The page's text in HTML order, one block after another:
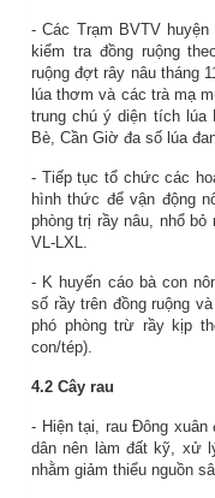
- Các Trạm BVTV
kiểm tra đồng ruộng
ruộng đợt rây nâu tháng
lúa thơm và các trà mạ
trung chú ý diện tích lúa
Bè, Cần Giờ đa số lúa
- Tiếp tục tổ chức các
hình thức để vận động
phòng trị rầy nâu, nhổ
VL-LXL.
- K huyến cáo bà con
số rầy trên đồng ruộng
phó phòng trừ rầy kịp
con/tép).
4.2 Cây rau
- Hiện tại, rau Đông xuân
dân nên làm đất kỹ, xử
nhằm giảm thiểu nguồn